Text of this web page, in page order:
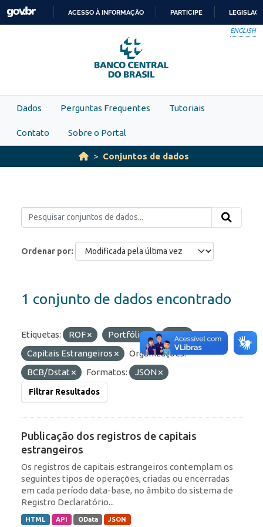
Skip to main content
PARA
O
CONTEÚDO
ACESSO À INFORMAÇÃO PARTICIPE
ENGLISH
Dados Perguntas Frequentes Tutoriais
Contato Sobre o Portal
Conjuntos de dados
Ordenar por
1 conjunto de dados encontrado
Etiquetas: ROF Portfólio
IED
Capitais Estrangeiros
Organizações:
BCB/Dstat
Formatos: JSON
Filtrar Resultados
Publicação dos registros de capitais
estrangeiros
Os registros de capitais estrangeiros contemplam os
seguintes tipos de operações, criadas ou encerradas
em cada período data-base, no âmbito do sistema de
Registro Declaratório...
HTML API OData JSON